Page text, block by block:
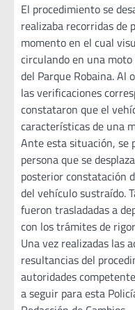
El procedimiento se
realizaba recorridas de
momento en el cual
circulando en una
del Parque Robaina. Al
las verificaciones
constataron que el
características de una
Ante esta situación, se
persona que se
posterior constatación
del vehículo sustraído.
fueron trasladadas a
con los trámites de
Una vez realizadas las
resultancias del
autoridades
a seguir para esta